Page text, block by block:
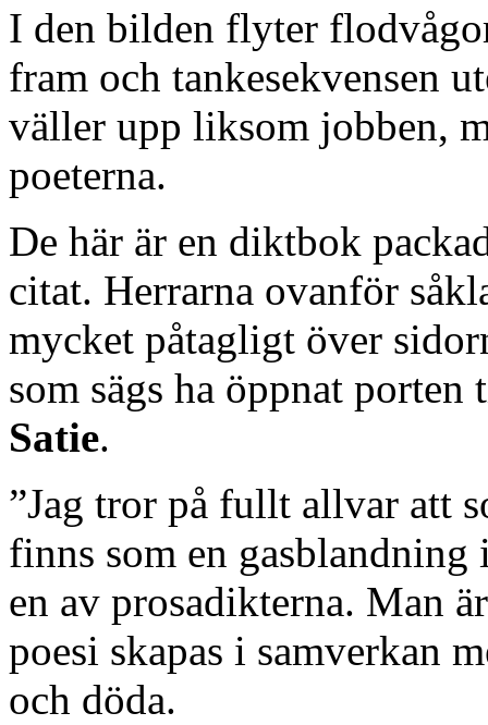
I den bilden flyter
fram och tankesekvensen
väller upp liksom jobben,
poeterna.
De här är en diktbok
citat. Herrarna ovanför
mycket påtagligt över
som sägs ha öppnat
Satie.
”Jag tror på fullt allvar att
finns som en
en av prosadikterna. Man
poesi skapas i samverkan
och döda.